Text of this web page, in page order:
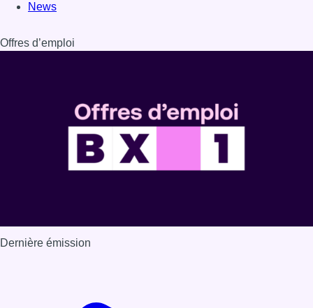
News
Offres d’emploi
Dernière émission